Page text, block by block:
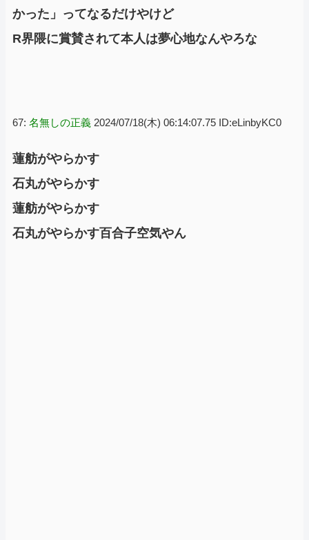
かった」ってなるだけやけど
R界隈に賞賛されて本人は夢心地なんやろな
67: 名無しの正義 2024/07/18(木) 06:14:07.75 ID:eLinbyKC0
蓮舫がやらかす
石丸がやらかす
蓮舫がやらかす
石丸がやらかす百合子空気やん